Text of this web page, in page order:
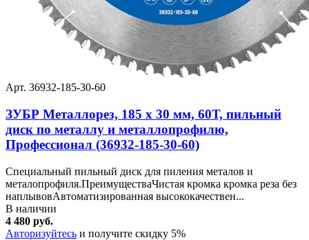
Арт. 36932-185-30-60
ЗУБР Металлорез, 185 х 30 мм, 60Т, пильный
диск по металлу и металлопрофилю,
Профессионал (36932-185-30-60)
Специальный пильный диск для пиления металов и
металопрофиля.ПреимуществаЧистая кромка кромка реза без
наплывовАвтоматизированная высококачествен...
В наличии
4 480 руб.
Авторизуйтесь и получите скидку 5%